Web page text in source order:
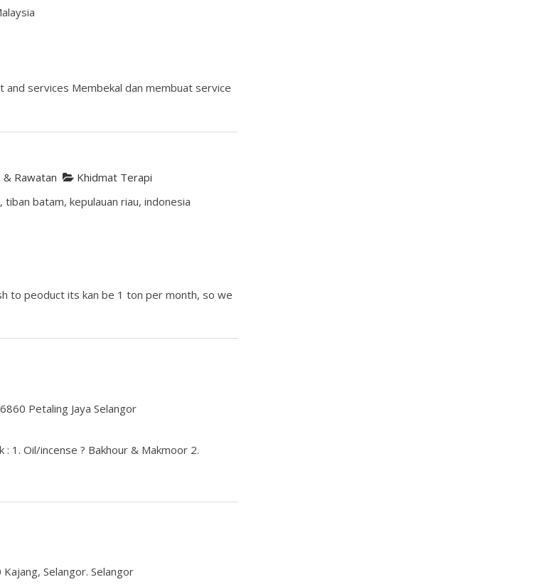
services Membekal dan membuat service
& Rawatan
Khidmat Terapi
batam, kepulauan riau, indonesia
to peoduct its kan be 1 ton per month, so we
Petaling Jaya Selangor
1. Oil/incense ? Bakhour & Makmoor 2.
Selangor. Selangor